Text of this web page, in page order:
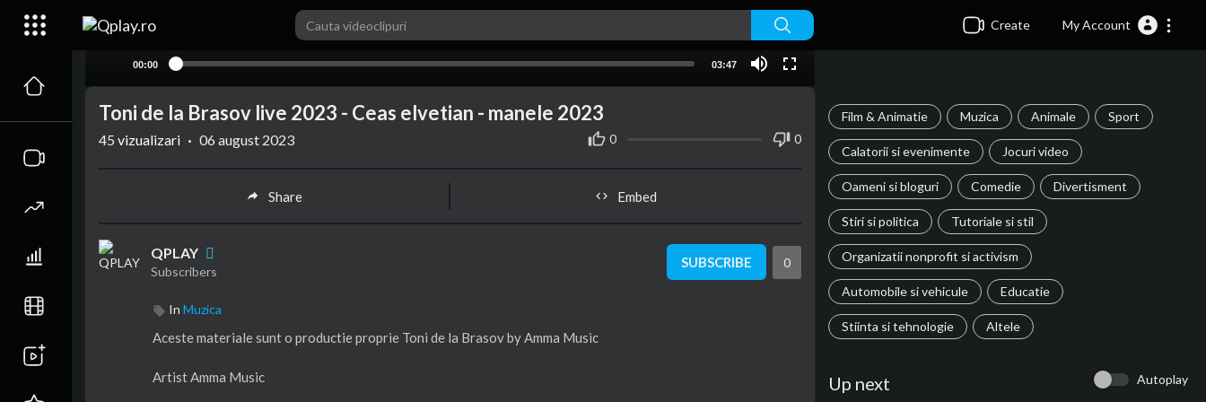
Create My Account
00:00 03:47
Film & Animatie Muzica Animale Sport
Calatorii si evenimente Jocuri video
Oameni si bloguri Comedie Divertisment
Stiri si politica Tutoriale si stil
Organizatii nonprofit si activism
Automobile si vehicule Educatie
Stiinta si tehnologie Altele
Up next Autoplay
Toni de la Brasov live 2023 - Ceas elvetian - manele 2023
0 0
45 vizualizari · 06 august 2023
Share Embed
QPLAY
Subscribers
SUBSCRIBE 0
In Muzica
Aceste materiale sunt o productie proprie Toni de la Brasov by Amma Music
Artist Amma Music